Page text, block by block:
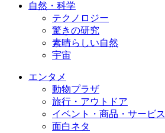
自然・科学
テクノロジー
驚きの研究
素晴らしい自然
宇宙
エンタメ
動物プラザ
旅行・アウトドア
イベント・商品・サービス
面白ネタ